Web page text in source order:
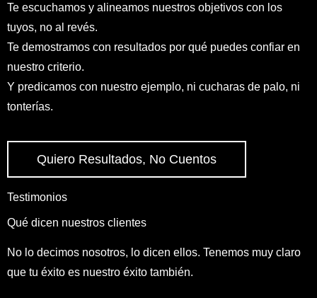
Te escuchamos y alineamos nuestros objetivos con los
tuyos, no al revés.
Te demostramos con resultados por qué puedes confiar en
nuestro criterio.
Y predicamos con nuestro ejemplo, ni cucharas de palo, ni
tonterías.
Quiero Resultados, No Cuentos
Testimonios
Qué dicen nuestros clientes
No lo decimos nosotros, lo dicen ellos. Tenemos muy claro
que tu éxito es nuestro éxito también.